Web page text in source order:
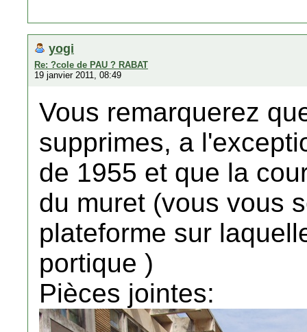
yogi
Re: ?cole de PAU ? RABAT
19 janvier 2011, 08:49
Vous remarquerez
supprimes, a
de 1955 et que la
du muret (vous vous
plateforme sur
portique )
Pièces jointes: